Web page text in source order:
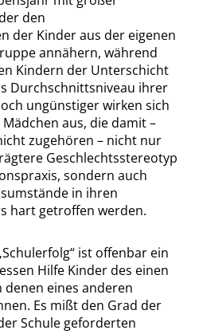
den
der Kinder aus der eigenen
annähern, während
Kindern der Unterschicht
Durchschnittsniveau ihrer
ungünstiger wirken sich
aus, die damit –
zugehören – nicht nur
Geschlechtsstereotyp
sondern auch
in ihren
hart getroffen werden.
Schulerfolg“ ist offenbar ein
Hilfe Kinder des einen
eines anderen
Es mißt den Grad der
Schule geforderten